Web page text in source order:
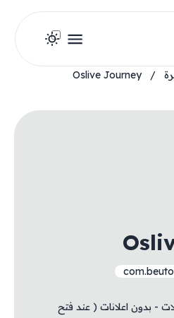
/
Oslive Journey
- بدون اعلانات ( عند فتح